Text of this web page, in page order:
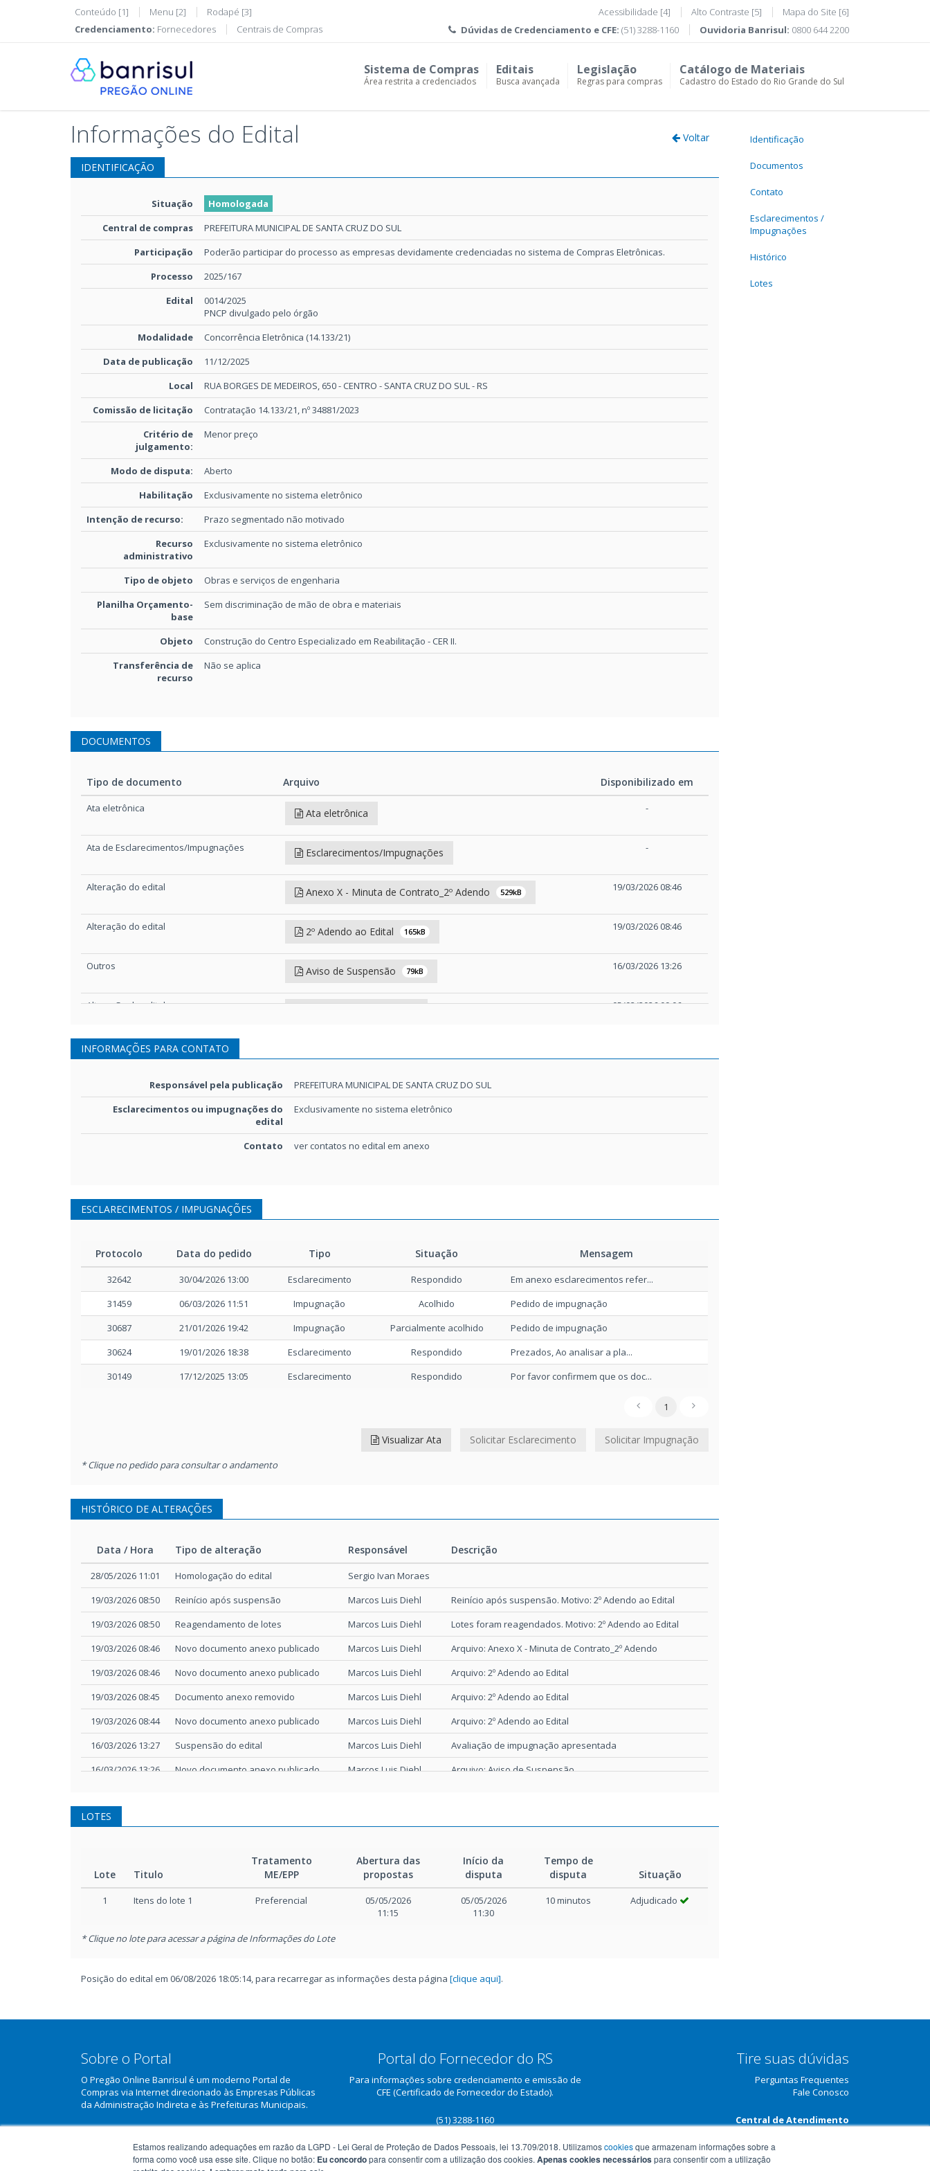
Conteúdo [1] Menu [2] Rodapé [3] Acessibilidade [4] Alto Contraste [5]
Mapa do Site [6]
Credenciamento: Fornecedores Centrais de Compras Dúvidas de Credenciamento e CFE: (51) 3288-1160 Ouvidoria Banrisul: 0800 644 2200
Sistema de Compras
Área restrita a credenciados
Editais
Busca avançada
Legislação
Regras para compras
Catálogo de Materiais
Cadastro do Estado do Rio Grande do Sul
Informações do Edital Voltar
IDENTIFICAÇÃO
Situação
Homologada
Central de compras
PREFEITURA MUNICIPAL DE SANTA CRUZ DO SUL
Participação
Poderão participar do processo as empresas devidamente credenciadas no sistema de Compras Eletrônicas.
Processo
2025/167
Edital
0014/2025
PNCP divulgado pelo órgão
Modalidade
Concorrência Eletrônica (14.133/21)
Data de publicação
11/12/2025
Local
RUA BORGES DE MEDEIROS, 650 - CENTRO - SANTA CRUZ DO SUL - RS
Comissão de licitação
Contratação 14.133/21, nº 34881/2023
Critério de
julgamento:
Menor preço
Modo de disputa:
Aberto
Habilitação
Exclusivamente no sistema eletrônico
Intenção de recurso:
Prazo segmentado não motivado
Recurso
administrativo
Exclusivamente no sistema eletrônico
Tipo de objeto
Obras e serviços de engenharia
Planilha Orçamento-
base
Sem discriminação de mão de obra e materiais
Objeto
Construção do Centro Especializado em Reabilitação - CER II.
Transferência de
recurso
Não se aplica
DOCUMENTOS
Tipo de documento Arquivo
Disponibilizado em
Tipo de documento
Ata eletrônica Ata eletrônica -
Ata de Esclarecimentos/Impugnações Esclarecimentos/Impugnações -
Alteração do edital Anexo X - Minuta de Contrato_2º Adendo 529kB 19/03/2026 08:46
Alteração do edital 2º Adendo ao Edital 165kB 19/03/2026 08:46
Outros Aviso de Suspensão 79kB 16/03/2026 13:26
Alteração do edital 05/02/2026 09:06
Projeto básico/Termo de referência
Projeto básico/Termo de referência Memorial Arq e Hidro 1.523kB
Detalhamento de encargos sociais
BDI
Cronograma Cronograma 11/12/2025
Anexos Editáveis Edital 014_25 1.410kB
Edital 014_25 3.466kB
INFORMAÇÕES PARA CONTATO
Responsável pela publicação
PREFEITURA MUNICIPAL DE SANTA CRUZ DO SUL
Esclarecimentos ou impugnações do
edital
Exclusivamente no sistema eletrônico
Contato ver contatos no edital em anexo
ESCLARECIMENTOS / IMPUGNAÇÕES
Protocolo Data do pedido Tipo Situação Mensagem
32642 30/04/2026 13:00 Esclarecimento Respondido
Em anexo esclarecimentos refer...
31459
06/03/2026 11:51 Impugnação Acolhido
Pedido de impugnação
30687
21/01/2026 19:42 Impugnação Parcialmente acolhido
Pedido de impugnação
30624
19/01/2026 18:38 Esclarecimento Respondido
Prezados, Ao analisar a pla...
30149
17/12/2025 13:05 Esclarecimento Respondido Por favor confirmem que os doc...
1
Visualizar Ata Solicitar Esclarecimento Solicitar Impugnação
* Clique no pedido para consultar o andamento
HISTÓRICO DE ALTERAÇÕES
Data / Hora Tipo de alteração Responsável
Descrição
Data / Hora
Tipo de alteração Responsável
28/05/2026 11:01 Homologação do edital
Sergio Ivan Moraes
19/03/2026 08:50
Reinício após suspensão Marcos Luis Diehl
Reinício após suspensão. Motivo: 2º Adendo ao Edital
19/03/2026 08:50
Reagendamento de lotes Marcos Luis Diehl
Lotes foram reagendados. Motivo: 2º Adendo ao Edital
19/03/2026 08:46
Novo documento anexo publicado Marcos Luis Diehl
Arquivo: Anexo X - Minuta de Contrato_2º Adendo
19/03/2026 08:46
Novo documento anexo publicado Marcos Luis Diehl
Arquivo: 2º Adendo ao Edital
19/03/2026 08:45
Documento anexo removido Marcos Luis Diehl
Arquivo: 2º Adendo ao Edital
19/03/2026 08:44
Novo documento anexo publicado Marcos Luis Diehl
Arquivo: 2º Adendo ao Edital
16/03/2026 13:27
Suspensão do edital Marcos Luis Diehl
Avaliação de impugnação apresentada
16/03/2026 13:26
Novo documento anexo publicado Marcos Luis Diehl
Arquivo: Aviso de Suspensão
05/02/2026 09:10
Suspensão do edital Marcos Luis Diehl Avaliar impugnação apresentada
LOTES
Lote Titulo
Tratamento
ME/EPP
Abertura das
propostas
Início da
disputa
Tempo de
disputa
Situação
1 Itens do lote 1 Preferencial
05/05/2026
11:15
05/05/2026
11:30
10 minutos Adjudicado
* Clique no lote para acessar a página de Informações do Lote
Posição do edital em 06/08/2026 18:05:14, para recarregar as informações desta página [clique aqui].
Identificação
Documentos
Contato
Esclarecimentos /
Impugnações
Histórico
Lotes
Sobre o Portal
O Pregão Online Banrisul é um moderno Portal de
Compras via Internet direcionado às Empresas Públicas
da Administração Indireta e às Prefeituras Municipais.
Saiba mais sobre o Portal
Portal do Fornecedor do RS
Para informações sobre credenciamento e emissão de
CFE (Certificado de Fornecedor do Estado).
(51) 3288-1160
Tire suas dúvidas
Perguntas Frequentes
Fale Conosco
Central de Atendimento
Estamos realizando adequações em razão da LGPD - Lei Geral de Proteção de Dados Pessoais, lei 13.709/2018. Utilizamoscookiesque armazenam informações sobre a
forma como você usa esse site. Clique no botão: Eu concordopara consentir com a utilização dos cookies. Apenas cookies necessáriospara consentir com a utilização